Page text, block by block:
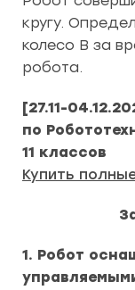
кругу.
колесо В за
робота.
[27.11-
по
11 классов
Купить
1. Робот